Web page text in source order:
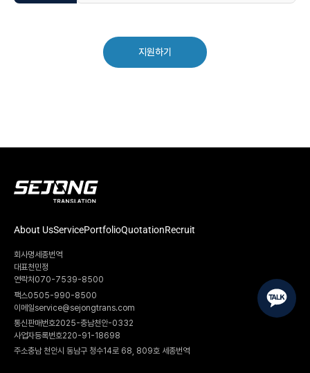
지원하기
About UsServicePortfolioQuotationRecruit
회사명세종번역
대표천민정
연락처070-7539-8500
팩스0505-990-8500
이메일service@sejongtrans.com
통신판매번호2025-충남천안-0332
사업자등록번호220-91-18698
주소충남 천안시 동남구 청수14로 68, 809호 세종번역